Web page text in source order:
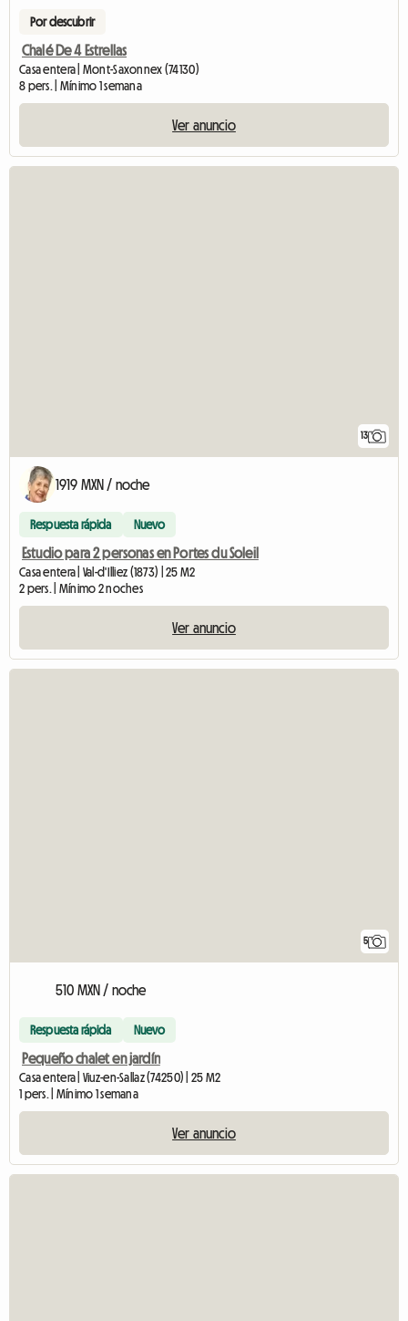
Por descubrir
Chalé De 4 Estrellas
Casa entera | Mont-Saxonnex (74130)
8 pers. | Mínimo 1 semana
Ver anuncio
13
1919 MXN / noche
Respuesta rápida Nuevo
Estudio para 2 personas en Portes du Soleil
Casa entera | Val-d'Illiez (1873) | 25 M2
2 pers. | Mínimo 2 noches
Ver anuncio
5
510 MXN / noche
Respuesta rápida Nuevo
Pequeño chalet en jardín
Casa entera | Viuz-en-Sallaz (74250) | 25 M2
1 pers. | Mínimo 1 semana
Ver anuncio